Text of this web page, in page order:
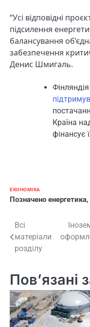
“Усі відповідні
підсилення
балансування
забезпечення
Денис Шмигаль.
Країна
фінансує
ЕКОНОМІКА
Позначено енергетика,
Навігація
записів
Всі
матеріали
розділу
Пов’язані